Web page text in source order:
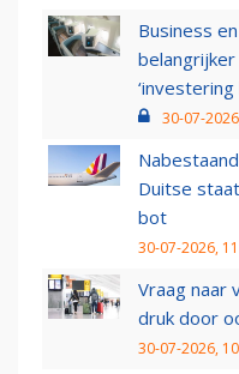
Business
belangrijker
30-07-
Duitse
bot
30-07-2026,
Vraag naar
druk door
30-07-2026,